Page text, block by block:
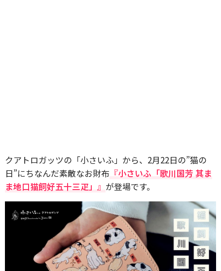
クアトロガッツの「小さいふ」から、2月22日の”猫の
日”にちなんだ素敵なお財布 『小さいふ「歌川国芳 其ま
ま地口猫飼好五十三疋」』 が登場です。